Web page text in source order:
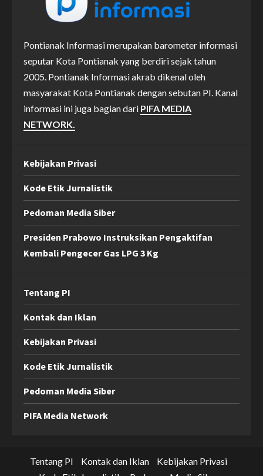
Pontianak Informasi merupakan barometer informasi
seputar Kota Pontianak yang berdiri sejak tahun
2005. Pontianak Informasi akrab dikenal oleh
masyarakat Kota Pontianak dengan sebutan PI. Kanal
informasi ini juga bagian dari PIFA MEDIA
NETWORK.
Kebijakan Privasi
Kode Etik Jurnalistik
Pedoman Media Siber
Presiden Prabowo Instruksikan Pengaktifan
Kembali Pengecer Gas LPG 3 Kg
Tentang PI
Kontak dan Iklan
Kebijakan Privasi
Kode Etik Jurnalistik
Pedoman Media Siber
PIFA Media Network
Tentang PI Kontak dan Iklan
Kebijakan Privasi